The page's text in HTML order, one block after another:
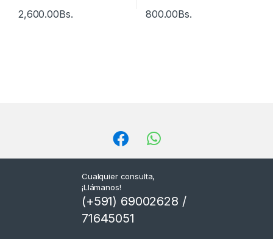
2,600.00Bs. 800.00Bs.
Cualquier consulta,
¡Llámanos!
(+591) 69002628 /
71645051